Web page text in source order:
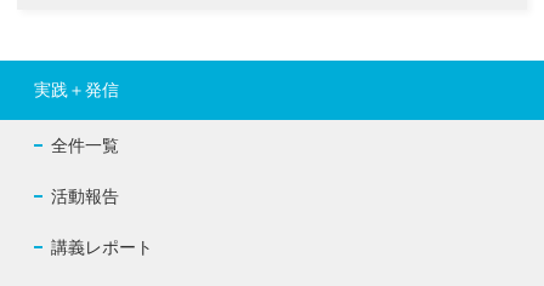
実践＋発信
全件一覧
活動報告
講義レポート